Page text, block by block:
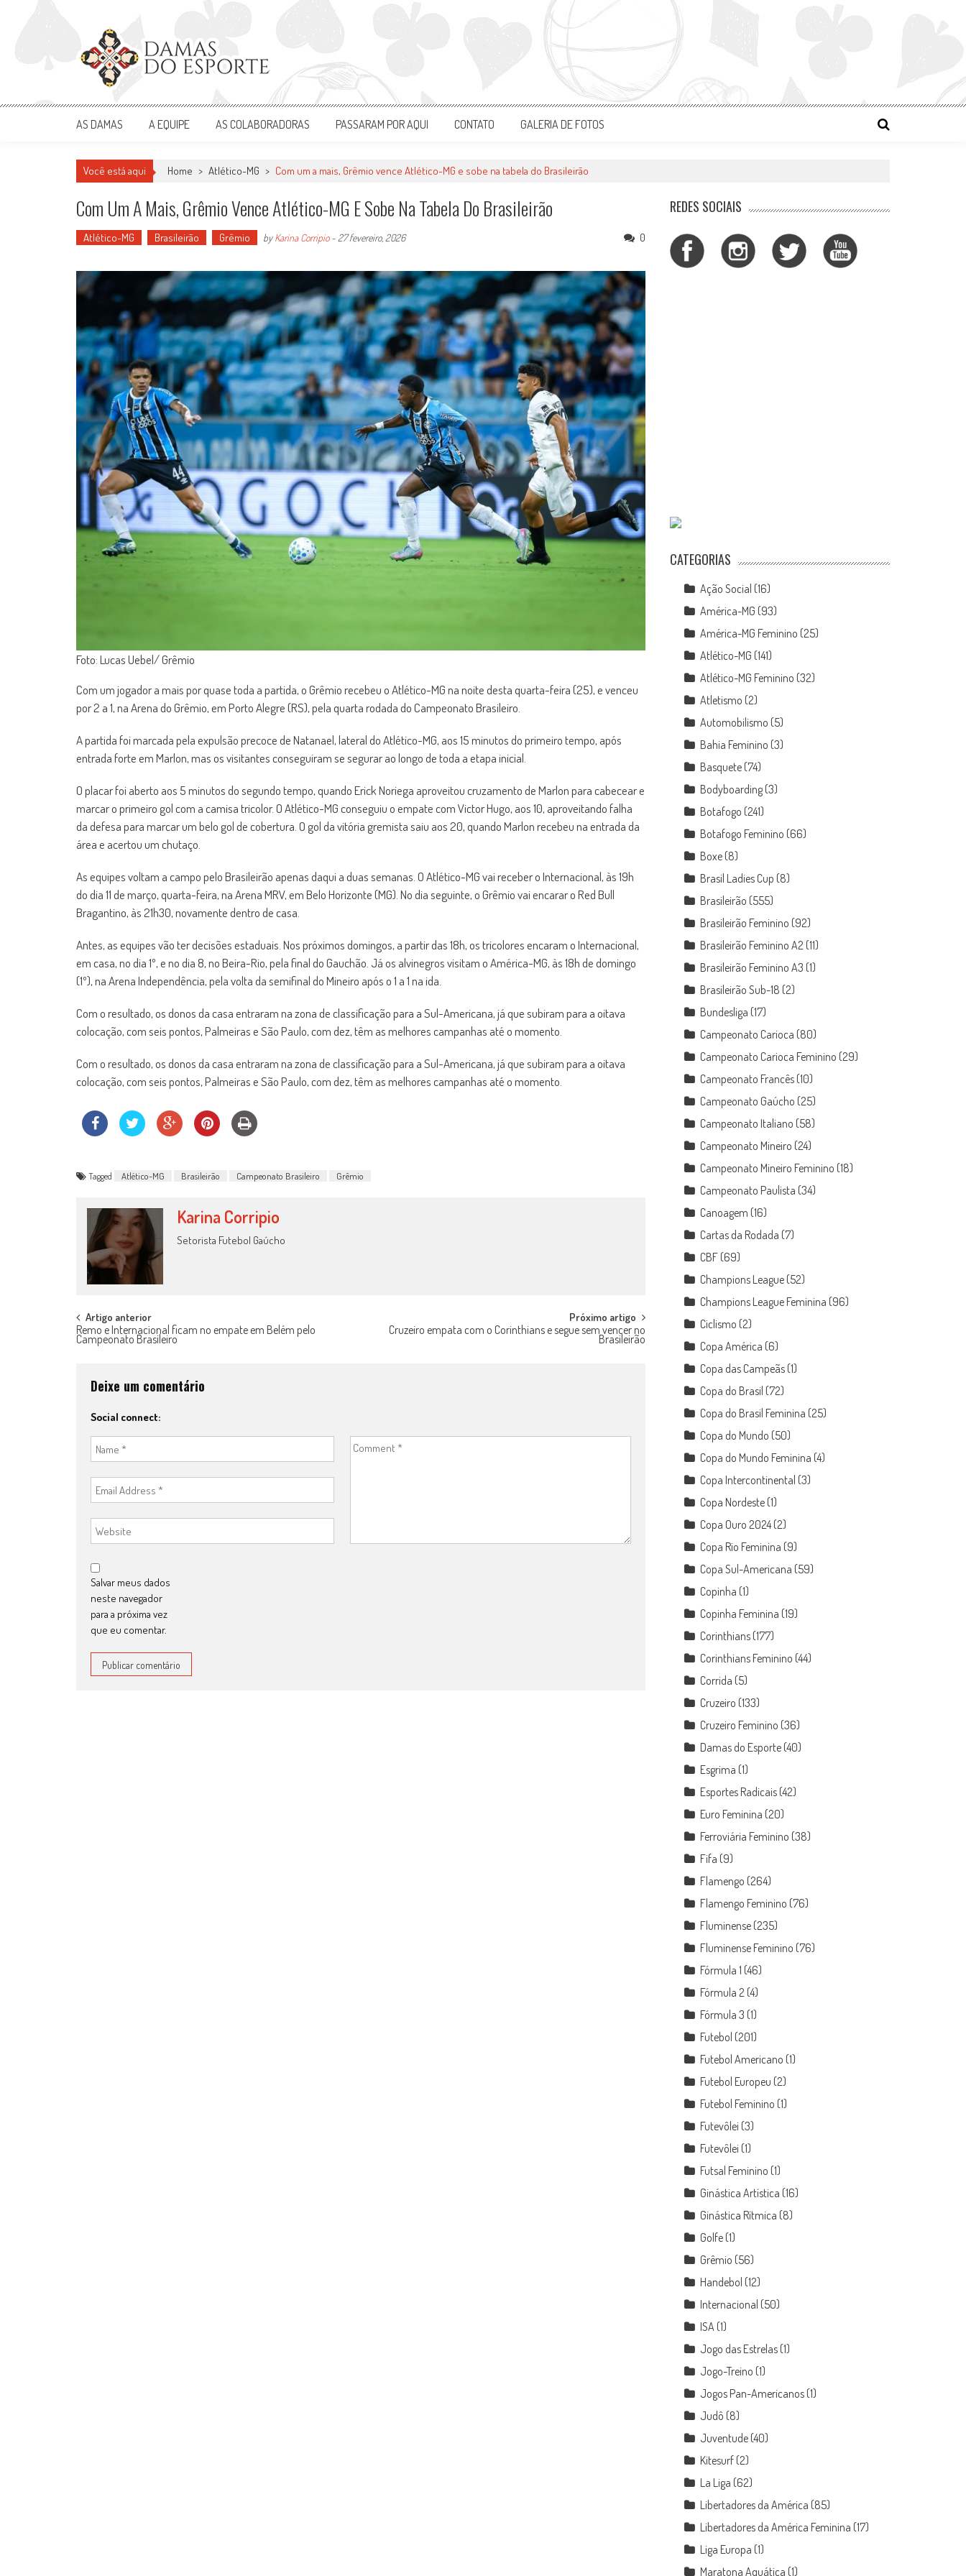
Damas do Esporte
Descobrindo talentos femininos para o meio esportivo
AS DAMAS A EQUIPE AS COLABORADORAS PASSARAM POR AQUI CONTATO GALERIA DE FOTOS
Você está aqui Home > Atlético-MG > Com um a mais, Grêmio vence Atlético-MG e sobe na tabela do Brasileirão
Com Um A Mais, Grêmio Vence Atlético-MG E Sobe Na Tabela Do Brasileirão
Atlético-MG Brasileirão Grêmio byKarina Corripio- 27 fevereiro, 2026 0
Foto: Lucas Uebel/ Grêmio
Com um jogador a mais por quase toda a partida, o Grêmio recebeu o Atlético-MG na noite desta quarta-feira (25), e venceu
por 2 a 1, na Arena do Grêmio, em Porto Alegre (RS), pela quarta rodada do Campeonato Brasileiro.
A partida foi marcada pela expulsão precoce de Natanael, lateral do Atlético-MG, aos 15 minutos do primeiro tempo, após
entrada forte em Marlon, mas os visitantes conseguiram se segurar ao longo de toda a etapa inicial.
O placar foi aberto aos 5 minutos do segundo tempo, quando Erick Noriega aproveitou cruzamento de Marlon para cabecear e
marcar o primeiro gol com a camisa tricolor. O Atlético-MG conseguiu o empate com Victor Hugo, aos 10, aproveitando falha
da defesa para marcar um belo gol de cobertura. O gol da vitória gremista saiu aos 20, quando Marlon recebeu na entrada da
área e acertou um chutaço.
As equipes voltam a campo pelo Brasileirão apenas daqui a duas semanas. O Atlético-MG vai receber o Internacional, às 19h
do dia 11 de março, quarta-feira, na Arena MRV, em Belo Horizonte (MG). No dia seguinte, o Grêmio vai encarar o Red Bull
Bragantino, às 21h30, novamente dentro de casa.
Antes, as equipes vão ter decisões estaduais. Nos próximos domingos, a partir das 18h, os tricolores encaram o Internacional,
em casa, no dia 1º, e no dia 8, no Beira-Rio, pela final do Gauchão. Já os alvinegros visitam o América-MG, às 18h de domingo
(1º), na Arena Independência, pela volta da semifinal do Mineiro após o 1 a 1 na ida.
Com o resultado, os donos da casa entraram na zona de classificação para a Sul-Americana, já que subiram para a oitava
colocação, com seis pontos, Palmeiras e São Paulo, com dez, têm as melhores campanhas até o momento.
Com o resultado, os donos da casa entraram na zona de classificação para a Sul-Americana, já que subiram para a oitava
colocação, com seis pontos, Palmeiras e São Paulo, com dez, têm as melhores campanhas até o momento.
Tagged Atlético-MG Brasileirão Campeonato Brasileiro Grêmio
Karina Corripio
Setorista Futebol Gaúcho
Post
navigation
Artigo anterior
Remo e Internacional ficam no empate em Belém pelo
Campeonato Brasileiro
Próximo artigo
Cruzeiro empata com o Corinthians e segue sem vencer no
Brasileirão
Deixe um comentário
Social connect:
Salvar meus dados
neste navegador
para a próxima vez
que eu comentar.
REDES SOCIAIS
CATEGORIAS
Ação Social (16)
América-MG (93)
América-MG Feminino (25)
Atlético-MG (141)
Atlético-MG Feminino (32)
Atletismo (2)
Automobilismo (5)
Bahia Feminino (3)
Basquete (74)
Bodyboarding (3)
Botafogo (241)
Botafogo Feminino (66)
Boxe (8)
Brasil Ladies Cup (8)
Brasileirão (555)
Brasileirão Feminino (92)
Brasileirão Feminino A2 (11)
Brasileirão Feminino A3 (1)
Brasileirão Sub-18 (2)
Bundesliga (17)
Campeonato Carioca (80)
Campeonato Carioca Feminino (29)
Campeonato Francês (10)
Campeonato Gaúcho (25)
Campeonato Italiano (58)
Campeonato Mineiro (24)
Campeonato Mineiro Feminino (18)
Campeonato Paulista (34)
Canoagem (16)
Cartas da Rodada (7)
CBF (69)
Champions League (52)
Champions League Feminina (96)
Ciclismo (2)
Copa América (6)
Copa das Campeãs (1)
Copa do Brasil (72)
Copa do Brasil Feminina (25)
Copa do Mundo (50)
Copa do Mundo Feminina (4)
Copa Intercontinental (3)
Copa Nordeste (1)
Copa Ouro 2024(2)
Copa Rio Feminina (9)
Copa Sul-Americana (59)
Copinha (1)
Copinha Feminina (19)
Corinthians (177)
Corinthians Feminino (44)
Corrida (5)
Cruzeiro (133)
Cruzeiro Feminino (36)
Damas do Esporte (40)
Esgrima (1)
Esportes Radicais (42)
Euro Feminina (20)
Ferroviária Feminino (38)
Fifa (9)
Flamengo (264)
Flamengo Feminino (76)
Fluminense (235)
Fluminense Feminino (76)
Fórmula 1 (46)
Fórmula 2 (4)
Fórmula 3 (1)
Futebol (201)
Futebol Americano (1)
Futebol Europeu (2)
Futebol Feminino (1)
Futevôlei (3)
Futevôlei (1)
Futsal Feminino (1)
Ginástica Artística (16)
Ginástica Rítmica (8)
Golfe (1)
Grêmio (56)
Handebol (12)
Internacional (50)
ISA (1)
Jogo das Estrelas (1)
Jogo-Treino (1)
Jogos Pan-Americanos (1)
Judô (8)
Juventude (40)
Kitesurf (2)
La Liga (62)
Libertadores da América (85)
Libertadores da América Feminina (17)
Liga Europa (1)
Maratona Aquática (1)